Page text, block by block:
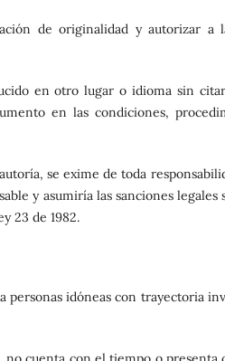
de originalidad y autorizar a
en otro lugar o idioma sin
en las condiciones,
se exime de toda
y asumiría las sanciones legales
23 de 1982.
idóneas con trayectoria